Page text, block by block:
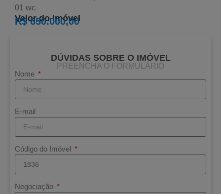
01 wc
Valor do Imóvel
R$ 650.000,00
DÚVIDAS SOBRE O IMÓVEL
PREENCHA O FORMULÁRIO
Nome
E-mail
Código do Imóvel
Negociação